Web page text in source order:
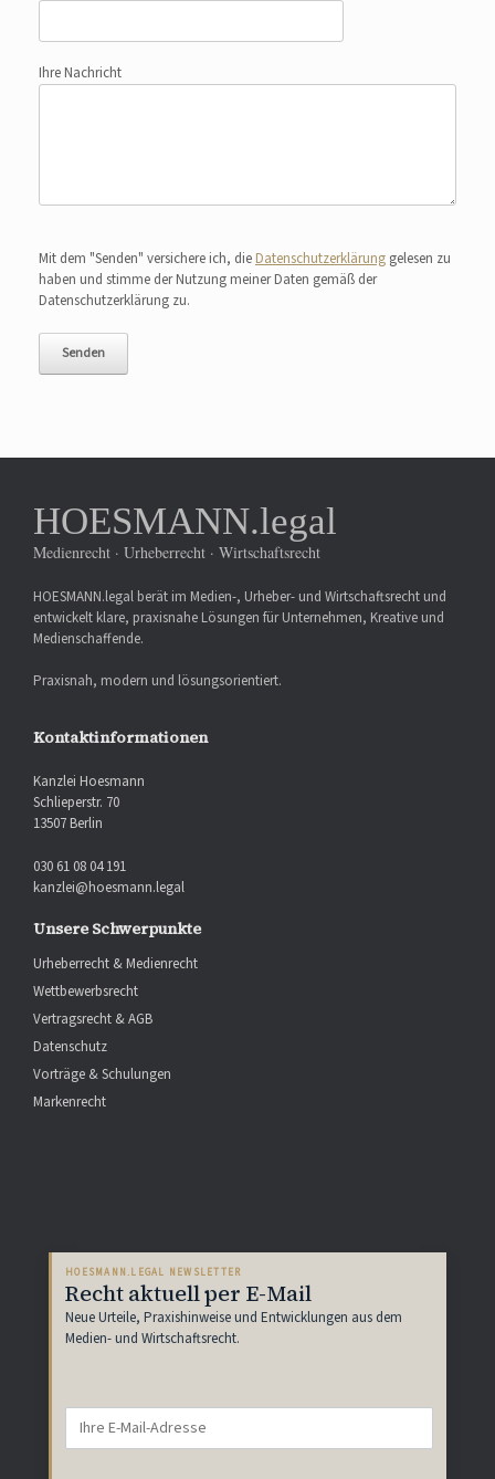
Ihre Nachricht
Mit dem "Senden" versichere ich, die Datenschutzerklärung gelesen zu
haben und stimme der Nutzung meiner Daten gemäß der
Datenschutzerklärung zu.
HOESMANN.legal
Medienrecht · Urheberrecht · Wirtschaftsrecht
HOESMANN.legal berät im Medien-, Urheber- und Wirtschaftsrecht und
entwickelt klare, praxisnahe Lösungen für Unternehmen, Kreative und
Medienschaffende.
Praxisnah, modern und lösungsorientiert.
Kontaktinformationen
Kanzlei Hoesmann
Schlieperstr. 70
13507 Berlin
030 61 08 04 191
kanzlei@hoesmann.legal
Unsere Schwerpunkte
Urheberrecht & Medienrecht
Wettbewerbsrecht
Vertragsrecht & AGB
Datenschutz
Vorträge & Schulungen
Markenrecht
HOESMANN.LEGAL NEWSLETTER
Recht aktuell per E-Mail
Neue Urteile, Praxishinweise und Entwicklungen aus dem
Medien- und Wirtschaftsrecht.